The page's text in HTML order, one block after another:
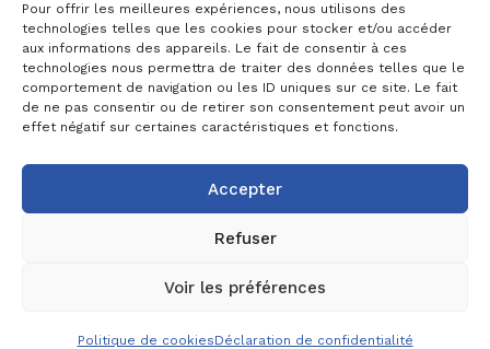
Pour offrir les meilleures expériences, nous utilisons des
technologies telles que les cookies pour stocker et/ou accéder
aux informations des appareils. Le fait de consentir à ces
technologies nous permettra de traiter des données telles que le
comportement de navigation ou les ID uniques sur ce site. Le fait
de ne pas consentir ou de retirer son consentement peut avoir un
effet négatif sur certaines caractéristiques et fonctions.
Accepter
Refuser
Voir les préférences
Politique de cookiesDéclaration de confidentialité
CONFIDENTIALITÉ| POLITIQUE DE COOKIES